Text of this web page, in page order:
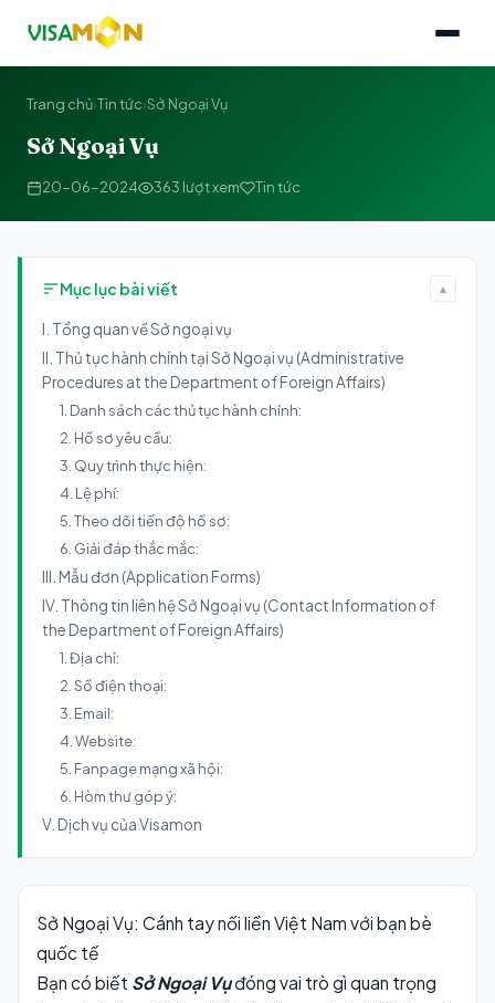
Trang chủ›Tin tức›Sở Ngoại Vụ
Sở Ngoại Vụ
20-06-2024 363 lượt xem Tin tức
Mục lục bài viết ▲
I. Tổng quan về Sở ngoại vụ
II. Thủ tục hành chính tại Sở Ngoại vụ (Administrative
Procedures at the Department of Foreign Affairs)
1. Danh sách các thủ tục hành chính:
2. Hồ sơ yêu cầu:
3. Quy trình thực hiện:
4. Lệ phí:
5. Theo dõi tiến độ hồ sơ:
6. Giải đáp thắc mắc:
III. Mẫu đơn (Application Forms)
IV. Thông tin liên hệ Sở Ngoại vụ (Contact Information of
the Department of Foreign Affairs)
1. Địa chỉ:
2. Số điện thoại:
3. Email:
4. Website:
5. Fanpage mạng xã hội:
6. Hòm thư góp ý:
V. Dịch vụ của Visamon
Sở Ngoại Vụ: Cánh tay nối liền Việt Nam với bạn bè
quốc tế
Bạn có biết Sở Ngoại Vụđóng vai trò gì quan trọng